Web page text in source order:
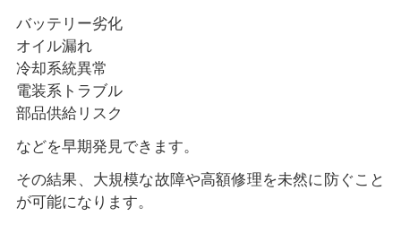
バッテリー劣化
オイル漏れ
冷却系統異常
電装系トラブル
部品供給リスク
などを早期発見できます。
その結果、大規模な故障や高額修理を未然に防ぐこと
が可能になります。